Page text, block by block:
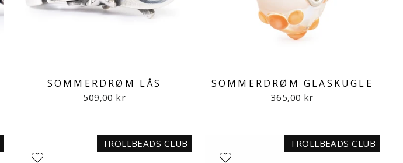
SOMMERDRØM LÅS
509,00 kr
SOMMERDRØM GLASKUGLE
365,00 kr
TROLLBEADS CLUB TROLLBEADS CLUB